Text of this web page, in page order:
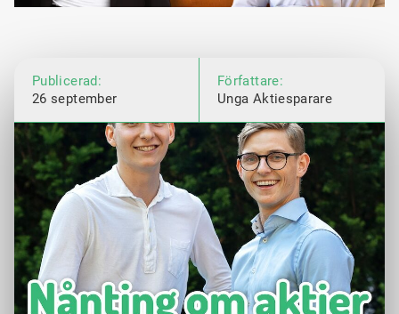
Publicerad:
26 september
Författare:
Unga Aktiesparare